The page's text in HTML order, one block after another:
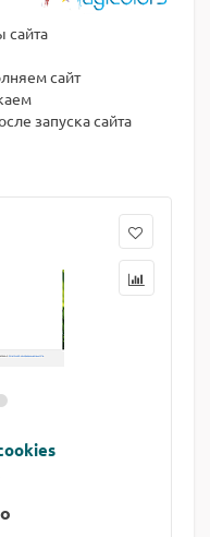
сайта
сайт
запуска сайта